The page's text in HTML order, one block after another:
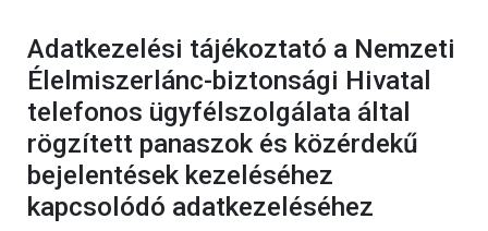
Adatkezelési tájékoztató a Nemzeti
Élelmiszerlánc-biztonsági Hivatal
telefonos ügyfélszolgálata által
rögzített panaszok és közérdekű
bejelentések kezeléséhez
kapcsolódó adatkezeléséhez